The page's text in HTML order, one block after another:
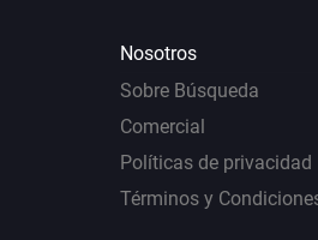
Nosotros
Sobre Búsqueda
Comercial
Políticas de privacidad
Términos y